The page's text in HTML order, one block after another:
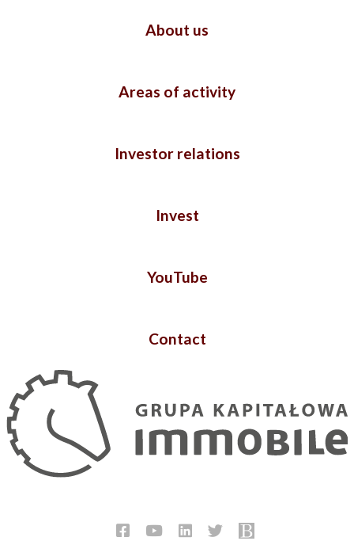
About us
Areas of activity
Investor relations
Invest
YouTube
Contact